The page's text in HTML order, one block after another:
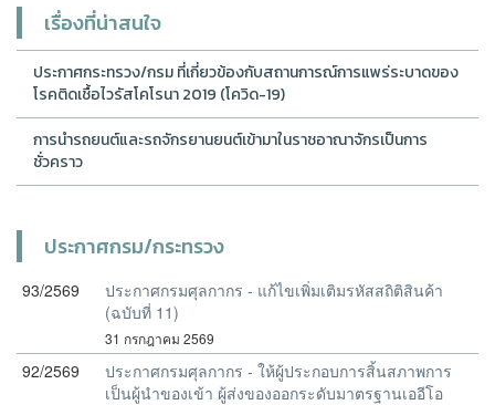
เรื่องที่น่าสนใจ
ประกาศกระทรวง/กรม ที่เกี่ยวข้องกับสถานการณ์การแพร่ระบาดของ
โรคติดเชื้อไวรัสโคโรนา 2019 (โควิด-19)
การนำรถยนต์และรถจักรยานยนต์เข้ามาในราชอาณาจักรเป็นการ
ชั่วคราว
ประกาศกรม/กระทรวง
93/2569
ประกาศกรมศุลกากร - แก้ไขเพิ่มเติมรหัสสถิติสินค้า
(ฉบับที่ 11)
31 กรกฎาคม 2569
92/2569
ประกาศกรมศุลกากร - ให้ผู้ประกอบการสิ้นสภาพการ
เป็นผู้นำของเข้า ผู้ส่งของออกระดับมาตรฐานเออีโอ